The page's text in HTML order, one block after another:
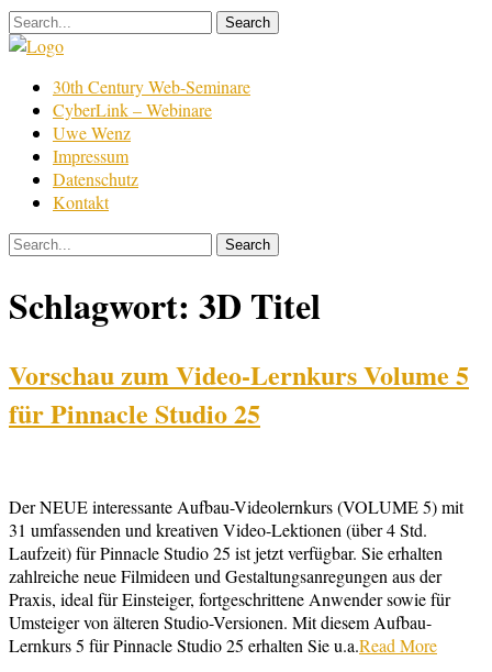
Skip
to
Film
Bearbeitung
30th Century Web-Seminare
CyberLink – Webinare
Uwe Wenz
Impressum
Datenschutz
Kontakt
Schlagwort: 3D Titel
Vorschau zum Video-Lernkurs Volume 5
für Pinnacle Studio 25
Der NEUE interessante Aufbau-Videolernkurs (VOLUME 5) mit
31 umfassenden und kreativen Video-Lektionen (über 4 Std.
Laufzeit) für Pinnacle Studio 25 ist jetzt verfügbar. Sie erhalten
zahlreiche neue Filmideen und Gestaltungsanregungen aus der
Praxis, ideal für Einsteiger, fortgeschrittene Anwender sowie für
Umsteiger von älteren Studio-Versionen. Mit diesem Aufbau-
Lernkurs 5 für Pinnacle Studio 25 erhalten Sie u.a.Read More